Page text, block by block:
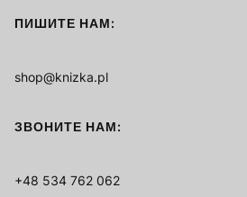
ПИШИТЕ НАМ:
shop@knizka.pl
ЗВОНИТЕ НАМ:
+48 534 762 062